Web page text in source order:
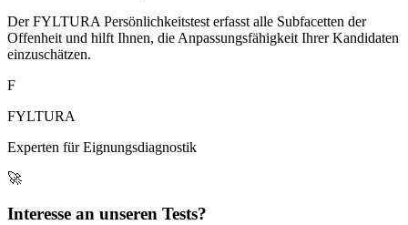
Der FYLTURA Persönlichkeitstest erfasst alle Subfacetten der
Offenheit und hilft Ihnen, die Anpassungsfähigkeit Ihrer Kandidaten
einzuschätzen.
F
FYLTURA
Experten für Eignungsdiagnostik
🚀
Interesse an unseren Tests?